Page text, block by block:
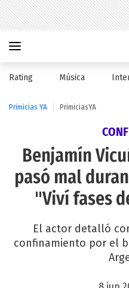
Rating Música
Primicias YA PrimiciasYA
Benjamín
pasó mal
"Viví fases
El actor detalló
confinamiento por el